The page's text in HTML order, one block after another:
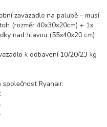
zavazadlo na palubě – musí
(rozměr 40x30x20cm) + 1x
nad hlavou (55x40x20 cm)
k odbavení 10/20/23 kg
Ryanair: